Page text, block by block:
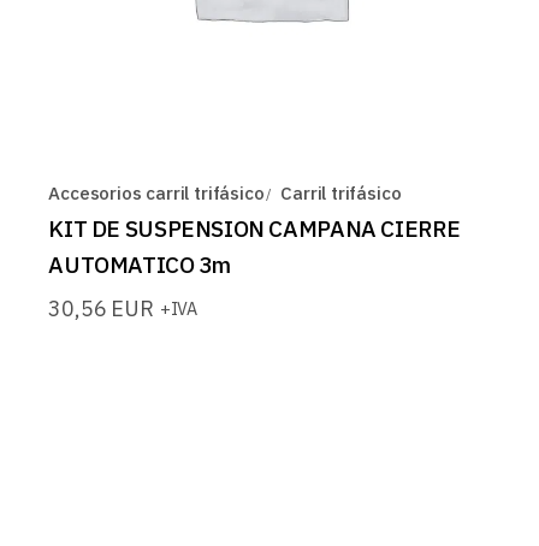
Accesorios carril trifásico Carril trifásico
KIT DE SUSPENSION CAMPANA CIERRE
AUTOMATICO 3m
30,56 EUR +IVA